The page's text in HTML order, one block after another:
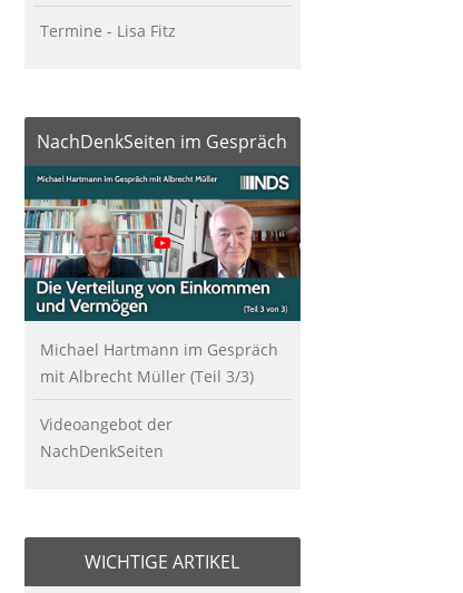
Termine - Lisa Fitz
NachDenkSeiten im Gespräch
Michael Hartmann im Gespräch
mit Albrecht Müller (Teil 3/3)
Videoangebot der
NachDenkSeiten
WICHTIGE ARTIKEL